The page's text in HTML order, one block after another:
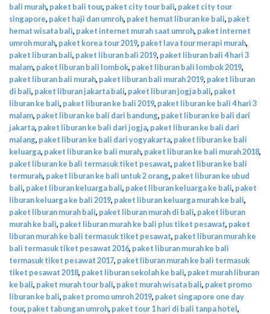
bali murah, paket bali tour, paket city tour bali, paket city tour
singapore, paket haji dan umroh, paket hemat liburan ke bali, paket
hemat wisata bali, paket internet murah saat umroh, paket internet
umroh murah, paket korea tour 2019, paket lava tour merapi murah,
paket liburan bali, paket liburan bali 2019, paket liburan bali 4 hari 3
malam, paket liburan bali lombok, paket liburan bali lombok 2019,
paket liburan bali murah, paket liburan bali murah 2019, paket liburan
di bali, paket liburan jakarta bali, paket liburan jogja bali, paket
liburan ke bali, paket liburan ke bali 2019, paket liburan ke bali 4 hari 3
malam, paket liburan ke bali dari bandung, paket liburan ke bali dari
jakarta, paket liburan ke bali dari jogja, paket liburan ke bali dari
malang, paket liburan ke bali dari yogyakarta, paket liburan ke bali
keluarga, paket liburan ke bali murah, paket liburan ke bali murah 2018,
paket liburan ke bali termasuk tiket pesawat, paket liburan ke bali
termurah, paket liburan ke bali untuk 2 orang, paket liburan ke ubud
bali, paket liburan keluarga bali, paket liburan keluarga ke bali, paket
liburan keluarga ke bali 2019, paket liburan keluarga murah ke bali,
paket liburan murah bali, paket liburan murah di bali, paket liburan
murah ke bali, paket liburan murah ke bali plus tiket pesawat, paket
liburan murah ke bali termasuk tiket pesawat, paket liburan murah ke
bali termasuk tiket pesawat 2016, paket liburan murah ke bali
termasuk tiket pesawat 2017, paket liburan murah ke bali termasuk
tiket pesawat 2018, paket liburan sekolah ke bali, paket murah liburan
ke bali, paket murah tour bali, paket murah wisata bali, paket promo
liburan ke bali, paket promo umroh 2019, paket singapore one day
tour, paket tabungan umroh, paket tour 1 hari di bali tanpa hotel,